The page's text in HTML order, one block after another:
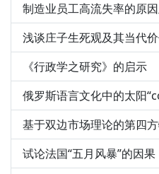
制造业员工高流失率的原
浅谈庄子生死观及其当代
《行政学之研究》的启示
俄罗斯语言文化中的太阳
基于双边市场理论的第四
试论法国“五月风暴”的因果